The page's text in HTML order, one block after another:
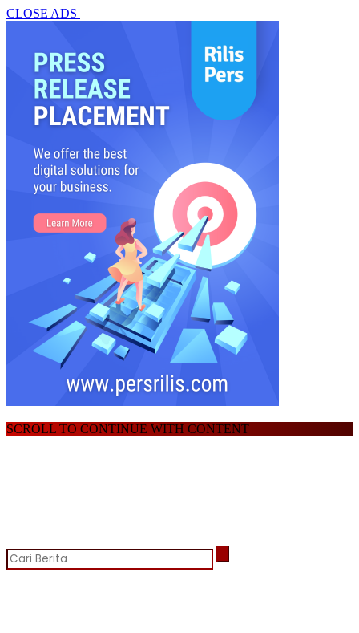
CLOSE ADS
SCROLL TO CONTINUE WITH CONTENT